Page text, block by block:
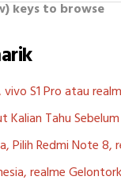
keys to browse
S1 Pro atau
Kalian Tahu
Pilih Redmi Note
realme